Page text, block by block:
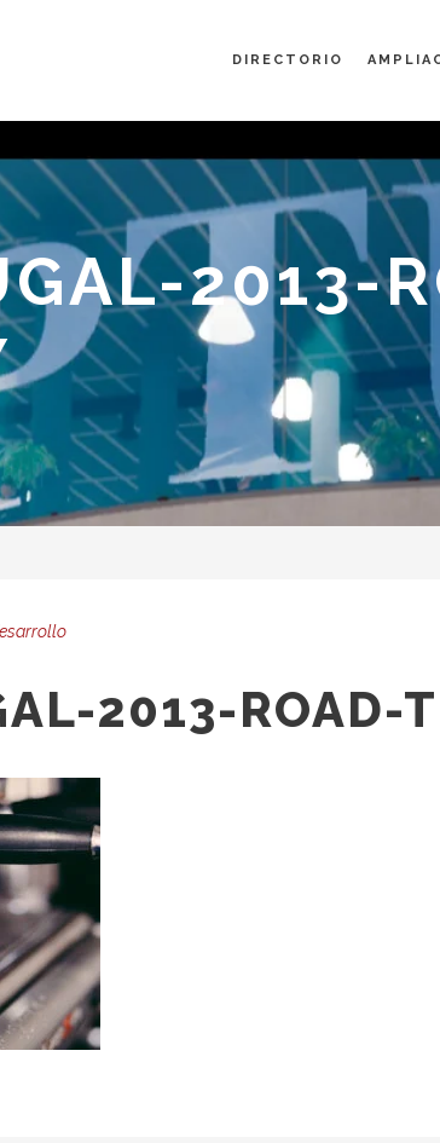
DIRECTORIO
2013-
2013-ROAD-